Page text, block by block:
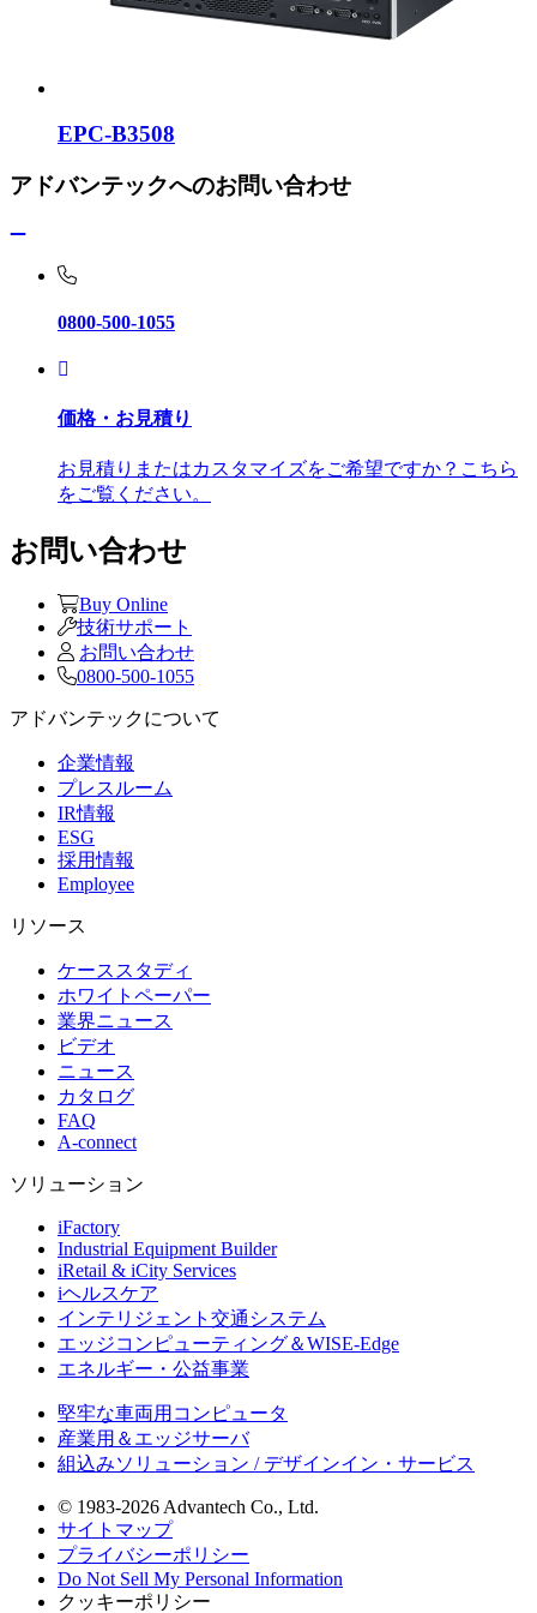
EPC-B3508
アドバンテックへのお問い合わせ
0800-500-1055
価格・お見積り
お見積りまたはカスタマイズをご希望ですか？こちら
をご覧ください。
お問い合わせ
Buy Online
技術サポート
お問い合わせ
0800-500-1055
アドバンテックについて
企業情報
プレスルーム
IR情報
ESG
採用情報
Employee
リソース
ケーススタディ
ホワイトペーパー
業界ニュース
ビデオ
ニュース
カタログ
FAQ
A-connect
ソリューション
iFactory
Industrial Equipment Builder
iRetail & iCity Services
iヘルスケア
インテリジェント交通システム
エッジコンピューティング＆WISE-Edge
エネルギー・公益事業
堅牢な車両用コンピュータ
産業用＆エッジサーバ
組込みソリューション / デザインイン・サービス
© 1983-2026 Advantech Co., Ltd.
サイトマップ
プライバシーポリシー
Do Not Sell My Personal Information
クッキーポリシー